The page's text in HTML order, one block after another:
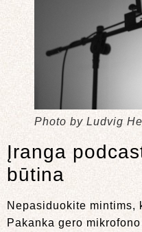
Photo by Ludvig
Įranga
būtina
Nepasiduokite mintims,
Pakanka gero